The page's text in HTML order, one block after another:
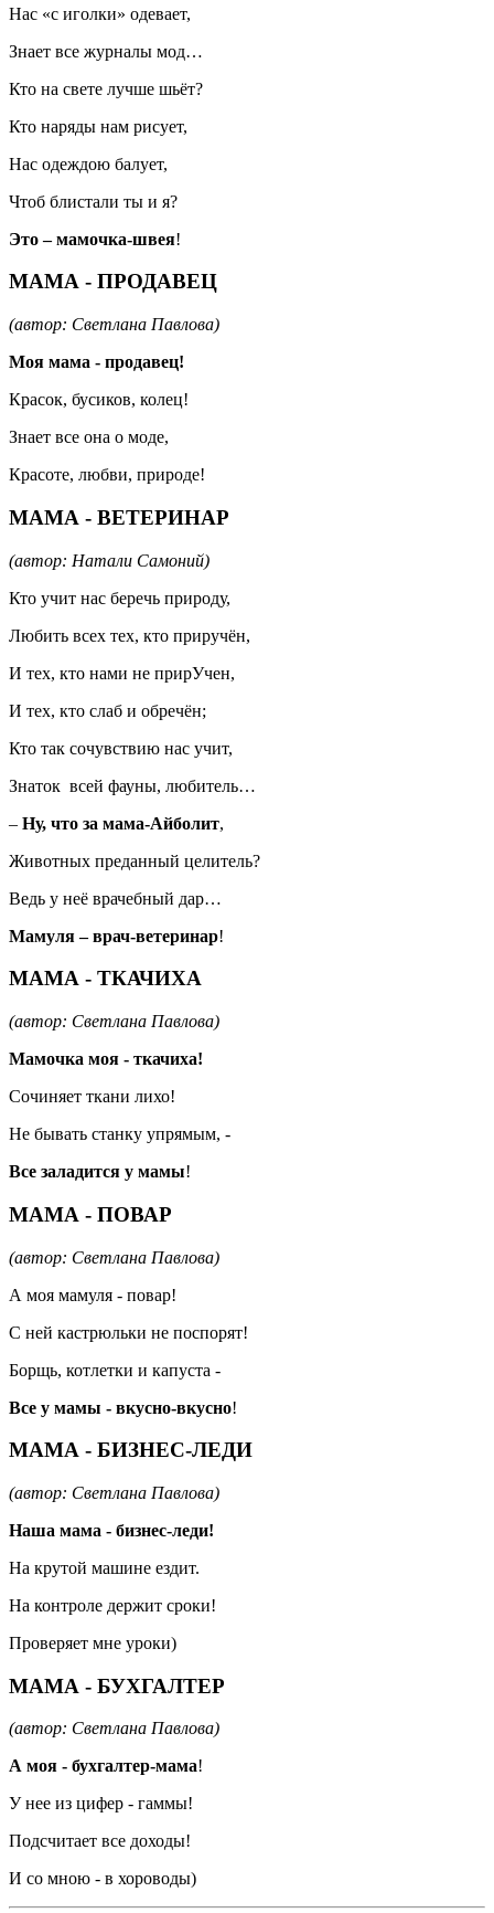
Нас «с иголки» одевает,
Знает все журналы мод…
Кто на свете лучше шьёт?
Кто наряды нам рисует,
Нас одеждою балует,
Чтоб блистали ты и я?
Это – мамочка-швея!
МАМА - ПРОДАВЕЦ
(автор: Светлана Павлова)
Моя мама - продавец!
Красок, бусиков, колец!
Знает все она о моде,
Красоте, любви, природе!
МАМА - ВЕТЕРИНАР
(автор: Натали Самоний)
Кто учит нас беречь природу,
Любить всех тех, кто приручён,
И тех, кто нами не прирУчен,
И тех, кто слаб и обречён;
Кто так сочувствию нас учит,
Знаток всей фауны, любитель…
– Ну, что за мама-Айболит,
Животных преданный целитель?
Ведь у неё врачебный дар…
Мамуля – врач-ветеринар!
МАМА - ТКАЧИХА
(автор: Светлана Павлова)
Мамочка моя - ткачиха!
Сочиняет ткани лихо!
Не бывать станку упрямым, -
Все заладится у мамы!
МАМА - ПОВАР
(автор: Светлана Павлова)
А моя мамуля - повар!
С ней кастрюльки не поспорят!
Борщь, котлетки и капуста -
Все у мамы - вкусно-вкусно!
МАМА - БИЗНЕС-ЛЕДИ
(автор: Светлана Павлова)
Наша мама - бизнес-леди!
На крутой машине ездит.
На контроле держит сроки!
Проверяет мне уроки)
МАМА - БУХГАЛТЕР
(автор: Светлана Павлова)
А моя - бухгалтер-мама!
У нее из цифер - гаммы!
Подсчитает все доходы!
И со мною - в хороводы)